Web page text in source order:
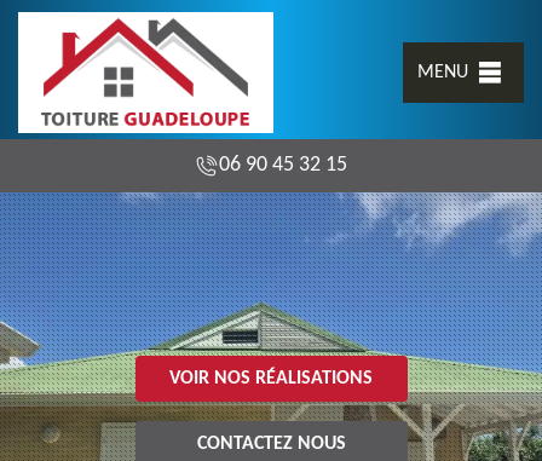
MENU
06 90 45 32 15
VOIR NOS RÉALISATIONS
CONTACTEZ NOUS